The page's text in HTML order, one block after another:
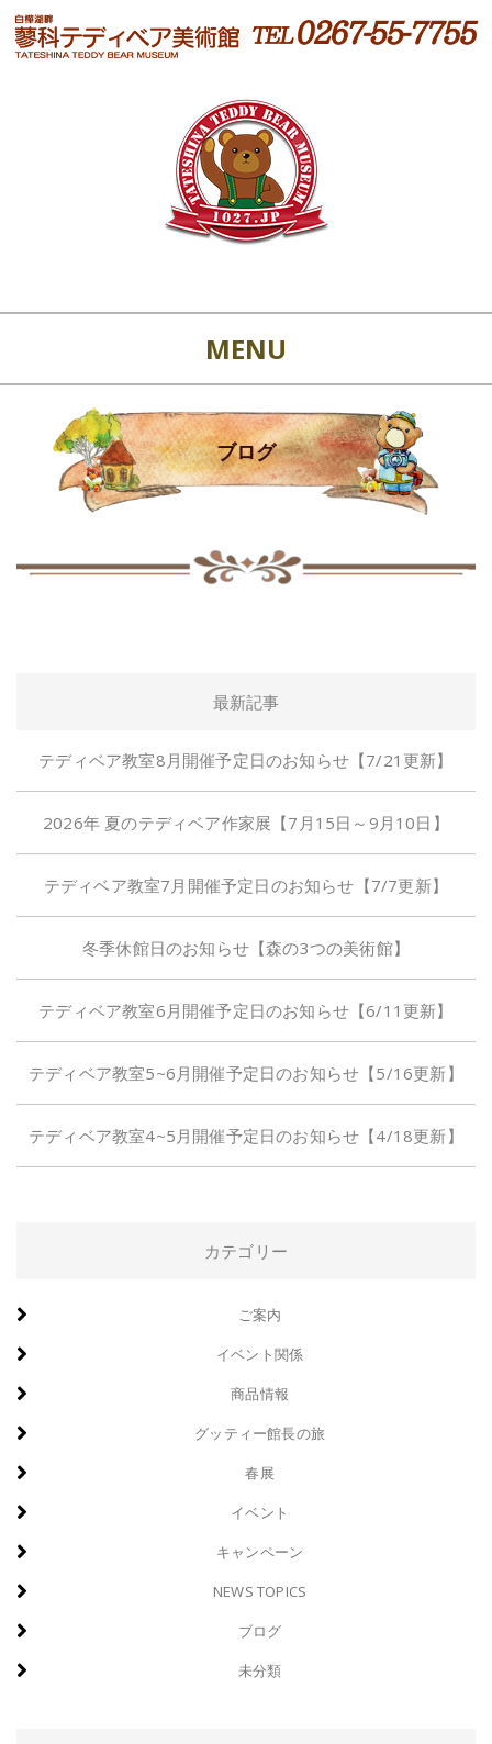
MENU
ブログ
最新記事
テディベア教室8月開催予定日のお知らせ【7/21更新】
2026年 夏のテディベア作家展【7月15日～9月10日】
テディベア教室7月開催予定日のお知らせ【7/7更新】
冬季休館日のお知らせ【森の3つの美術館】
テディベア教室6月開催予定日のお知らせ【6/11更新】
テディベア教室5~6月開催予定日のお知らせ【5/16更新】
テディベア教室4~5月開催予定日のお知らせ【4/18更新】
カテゴリー
ご案内
イベント関係
商品情報
グッティー館長の旅
春展
イベント
キャンペーン
NEWS TOPICS
ブログ
未分類